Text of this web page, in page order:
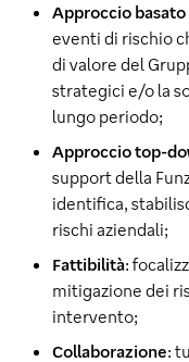
Approccio basato
eventi di rischio
di valore del
strategici e/o la
lungo periodo;
Approccio top-
support della
identifica,
rischi aziendali;
Fattibilità:
mitigazione dei
intervento;
Collaborazione: